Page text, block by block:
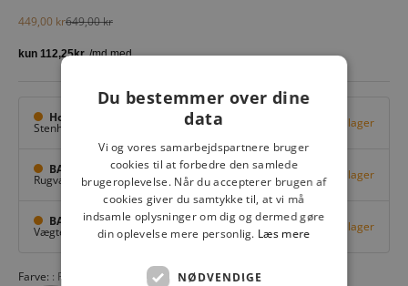
Salgspris
449,00 krNormalpris
649,00 kr
Hovedlager
Stenhuggervej 10, Få på lager
BAGGI Tarup Center
Rugvang 36, Odense NV Få på lager
BAGGI Nyborg
Vægtergade 1, Nyborg Få på lager
Farve: Rose 14
Du bestemmer over dine
data
Vi og vores samarbejdspartnere bruger
cookies til at forbedre den samlede
brugeroplevelse. Når du accepterer brugen af
cookies giver du samtykke til, at vi må
indsamle oplysninger om dig og dermed gøre
din oplevelse mere personlig. Læs mere
NØDVENDIGE